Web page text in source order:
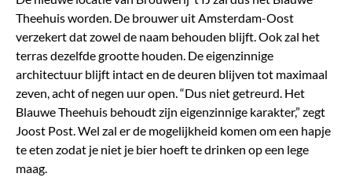
Theehuis worden. De brouwer uit Amsterdam-Oost
verzekert dat zowel de naam behouden blijft. Ook zal het
terras dezelfde grootte houden. De eigenzinnige
architectuur blijft intact en de deuren blijven tot maximaal
zeven, acht of negen uur open. “Dus niet getreurd. Het
Blauwe Theehuis behoudt zijn eigenzinnige karakter,” zegt
Joost Post. Wel zal er de mogelijkheid komen om een hapje
te eten zodat je niet je bier hoeft te drinken op een lege
maag.